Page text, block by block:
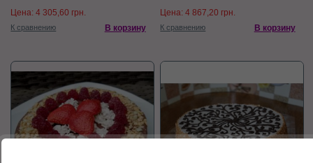
Цена:4 305,60 грн.
К сравнению В корзину
Цена:4 867,20 грн.
К сравнению В корзину